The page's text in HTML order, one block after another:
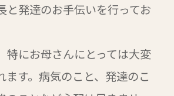
と発達のお手伝いを行ってお
特にお母さんにとっては大変
ます。病気のこと、発達のこ